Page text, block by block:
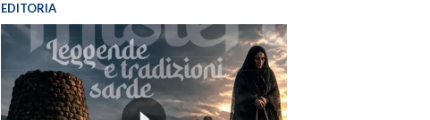
EDITORIA